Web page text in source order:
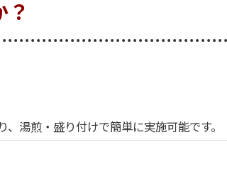
？
、湯煎・盛り付けで簡単に実施可能です。